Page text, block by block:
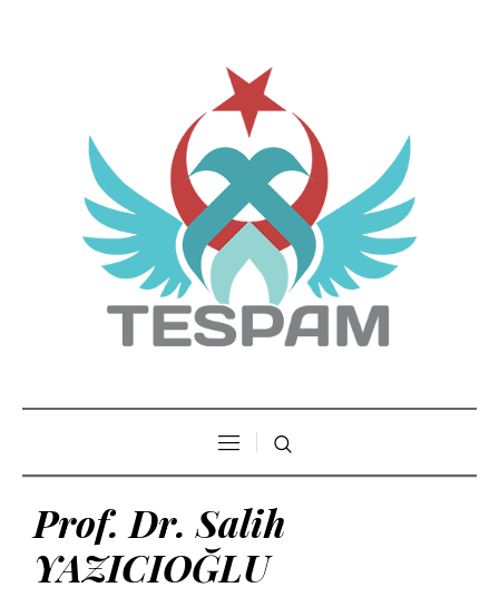
Prof. Dr. Salih
YAZICIOĞLU